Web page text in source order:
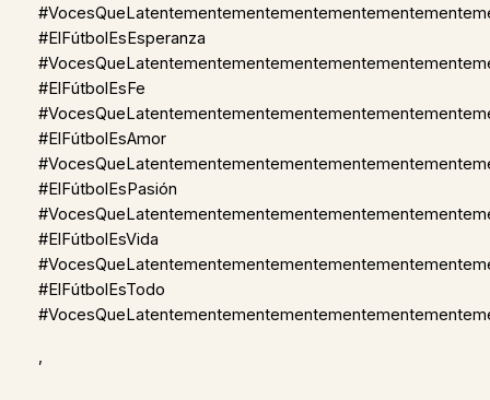
#ElFútbolEsEsperanza
#ElFútbolEsFe
#ElFútbolEsAmor
#ElFútbolEsPasión
#ElFútbolEsVida
#ElFútbolEsTodo
,